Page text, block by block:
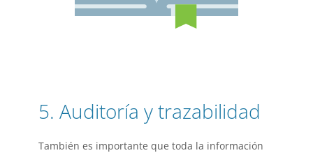
5. Auditoría y trazabilidad
También es importante que toda la información